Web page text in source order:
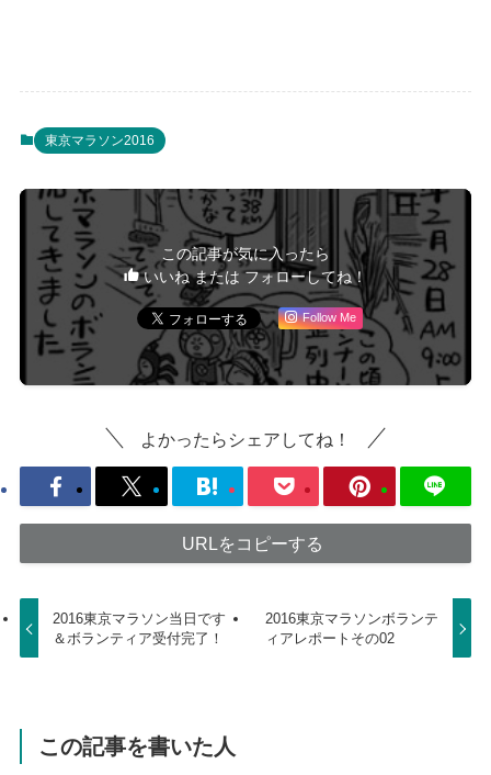
東京マラソン2016
この記事が気に入ったら
いいね または フォローしてね！
Follow Me
よかったらシェアしてね！
URLをコピーする
2016東京マラソン当日です
＆ボランティア受付完了！
2016東京マラソンボランテ
ィアレポートその02
この記事を書いた人